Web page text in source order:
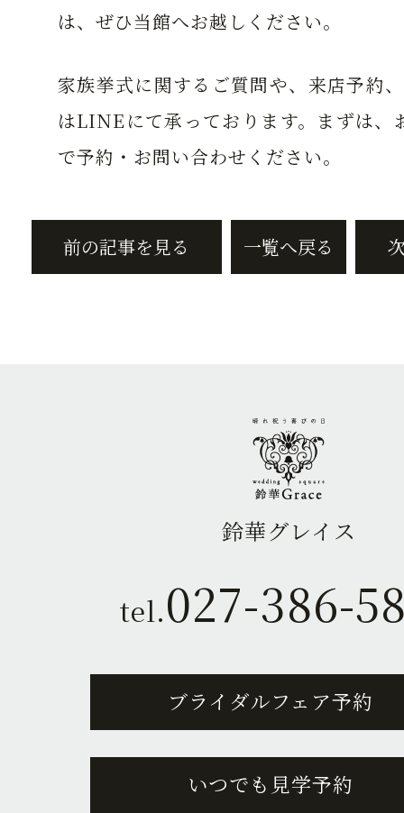
は、ぜひ当館へお越しください。
家族挙式に関するご質問や、来店予約
はLINEにて承っております。まずは
で予約・お問い合わせください。
前の記事を見る 一覧へ戻る
鈴華グレイス
tel.027-386-
ブライダルフェア予約
いつでも見学予約